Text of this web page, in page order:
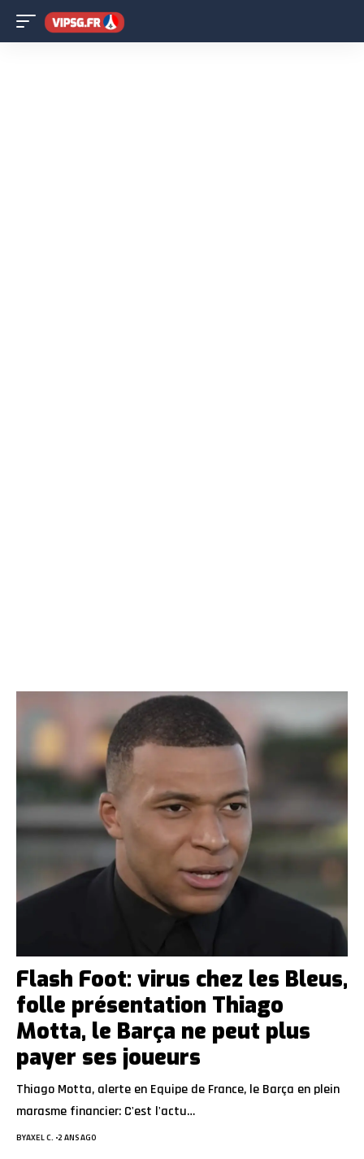
Flash Foot: virus chez les Bleus,
folle présentation Thiago
Motta, le Barça ne peut plus
payer ses joueurs
Thiago Motta, alerte en Equipe de France, le Barça en plein
marasme financier: C'est l'actu…
BYAXEL C. 2 ANS AGO